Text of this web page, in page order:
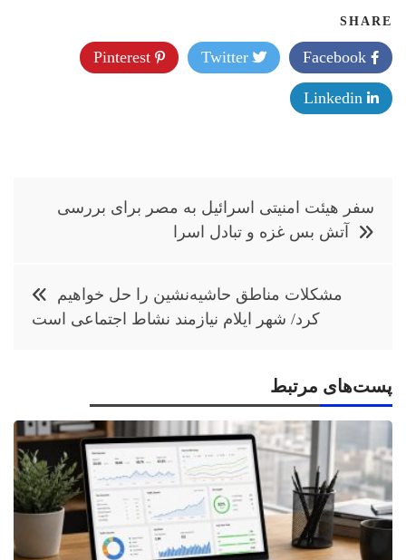
SHARE
Twitter
نوشته
سفر هیئت امنیتی اسرائیل به مصر برای بررسی
آتش بس غزه و تبادل اسرا
مشکلات مناطق حاشیه‌نشین را حل خواهیم
کرد/ شهر ایلام نیازمند نشاط اجتماعی است
پست‌های مرتبط